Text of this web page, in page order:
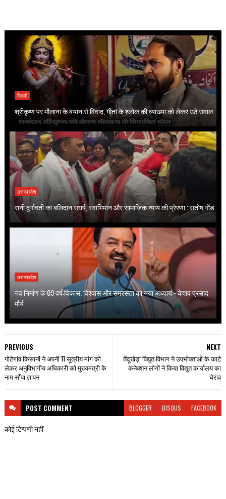
दिल्ली
श्रीकृष्ण पर मौलाना के बयान से विवाद, गीता के श्लोक की व्याख्या को लेकर उठे सवाल
उत्तरप्रदेश
रानी दुर्गावती का बलिदान संघर्ष, स्वाभिमान और सामाजिक न्याय की प्रेरणा : संतोष गोंड
उत्तरप्रदेश
नव निर्माण के 09 वर्ष:विकास, विश्वास और समरसता का नया अध्याय - केशव प्रसाद
मौर्य
NEXT
तेंदूखेड़ा विद्युत विभाग ने उपभोक्ताओं के काटे
कनेक्शन लोगों ने किया विद्युत कार्यालय का
घेराव
PREVIOUS
गोटेगांव किसानों ने अपनी 11 सूत्रीय मांग को
लेकर अनुविभागीय अधिकारी को मुख्यमंत्री के
नाम सौंपा ज्ञापन
POST COMMENT BLOGGER DISQUS FACEBOOK
कोई टिप्पणी नहीं